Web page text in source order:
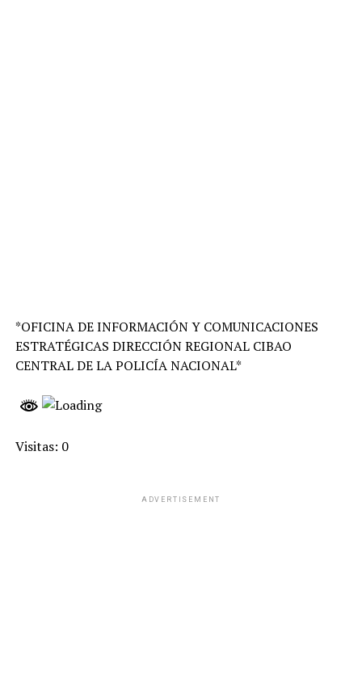
*OFICINA DE INFORMACIÓN Y COMUNICACIONES
ESTRATÉGICAS DIRECCIÓN REGIONAL CIBAO
CENTRAL DE LA POLICÍA NACIONAL*
Visitas: 0
ADVERTISEMENT